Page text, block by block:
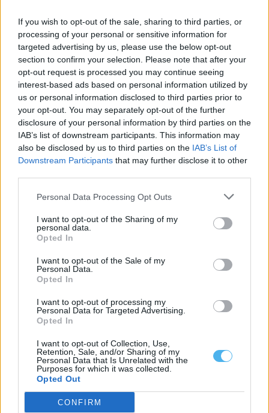
If you wish to opt-out of the sale, sharing to third parties, or
processing of your personal or sensitive information for
targeted advertising by us, please use the below opt-out
section to confirm your selection. Please note that after your
opt-out request is processed you may continue seeing
interest-based ads based on personal information utilized by
us or personal information disclosed to third parties prior to
your opt-out. You may separately opt-out of the further
disclosure of your personal information by third parties on the
IAB’s list of downstream participants. This information may
also be disclosed by us to third parties on the IAB’s List of
Downstream Participants that may further disclose it to other
Personal Data Processing Opt Outs
I want to opt-out of the Sharing of my
personal data.
Opted In
I want to opt-out of the Sale of my
Personal Data.
Opted In
I want to opt-out of processing my
Personal Data for Targeted Advertising.
Opted In
I want to opt-out of Collection, Use,
Retention, Sale, and/or Sharing of my
Personal Data that Is Unrelated with the
Purposes for which it was collected.
Opted Out
CONFIRM
Nuno Vilaranda leva obras sobre família e infância à rádio
Nuno Vilaranda, investigador de doutoramento em Sociologia na
Deixou resíduos junto aos contentores em Évora e acabou
identificado
A Câmara Municipal de Évora identificou um cidadão que se
encontrava a depositar resíduos...
8 Agosto, 2026 - 09:00